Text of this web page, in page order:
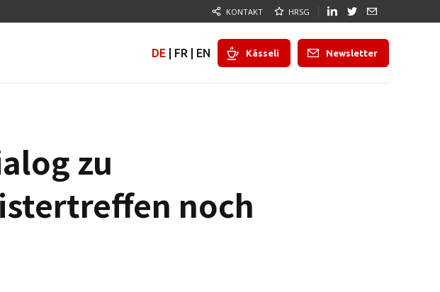
KONTAKT HRSG
DE FR EN Kässeli Newsletter
zu
noch